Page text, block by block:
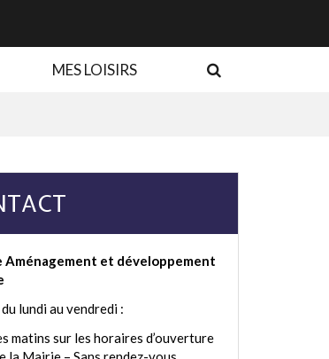
MES LOISIRS
Aménagement et développement
lundi au vendredi :
matins sur les horaires d’ouverture